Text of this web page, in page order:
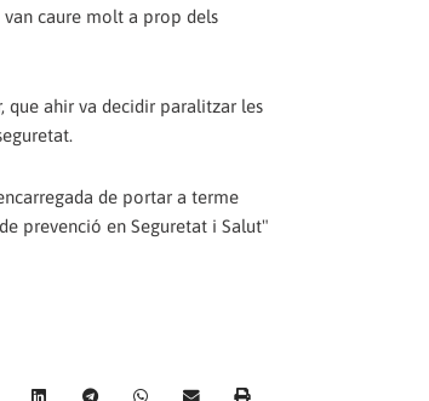
van caure molt a prop dels
que ahir va decidir paralitzar les
de portar a terme
prevenció en Seguretat i Salut"